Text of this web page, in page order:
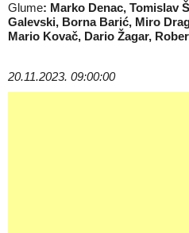
Glume: Marko Denac, Tomislav
Galevski, Borna Barić, Miro
Mario Kovač, Dario
20.11.2023. 09:00:00